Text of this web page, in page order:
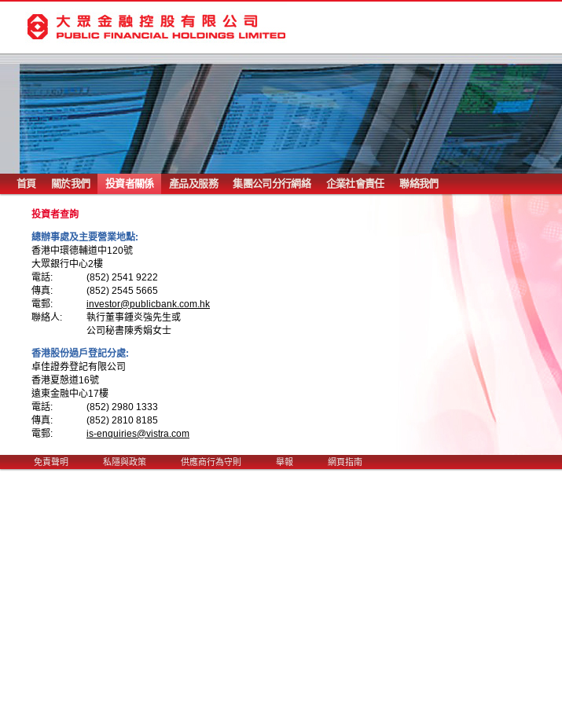
首頁 關於我們 投資者關係 產品及服務 集團公司分行網絡 企業社會責任 聯絡我們
投資者查詢
總辦事處及主要營業地點:
香港中環德輔道中120號
大眾銀行中心2樓
電話:
(852) 2541 9222
傳真:
(852) 2545 5665
電郵:
investor@publicbank.com.hk
聯絡人:
執行董事鍾炎強先生或
公司秘書陳秀娟女士
香港股份過戶登記分處:
卓佳證券登記有限公司
香港夏慤道16號
遠東金融中心17樓
電話:
(852) 2980 1333
傳真:
(852) 2810 8185
電郵:
is-enquiries@vistra.com
Main menu Skip to primary content
Skip to secondary content
免責聲明 私隱與政策 供應商行為守則 舉報 網頁指南